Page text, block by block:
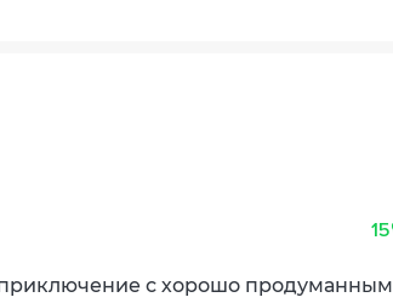
15
с хорошо продуманным